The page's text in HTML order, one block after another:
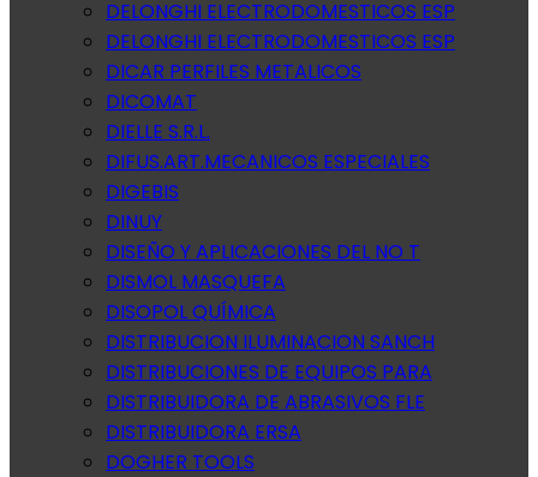
DELONGHI ELECTRODOMESTICOS ESP
DELONGHI ELECTRODOMESTICOS ESP
DICAR PERFILES METALICOS
DICOMAT
DIELLE S.R.L.
DIFUS.ART.MECANICOS ESPECIALES
DIGEBIS
DINUY
DISEÑO Y APLICACIONES DEL NO T
DISMOL MASQUEFA
DISOPOL QUÍMICA
DISTRIBUCION ILUMINACION SANCH
DISTRIBUCIONES DE EQUIPOS PARA
DISTRIBUIDORA DE ABRASIVOS FLE
DISTRIBUIDORA ERSA
DOGHER TOOLS